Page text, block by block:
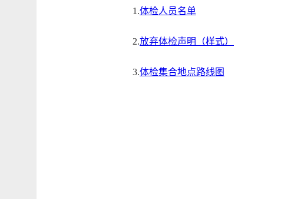
1.体检人员名单
2.放弃体检声明（样式）
3.体检集合地点路线图